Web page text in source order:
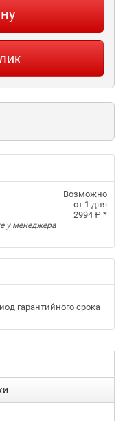
Возможно
от 1 дня
2994 ₽ *
у менеджера
гарантийного срока